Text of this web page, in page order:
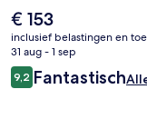
fitnesscentrum tot de
raden de
en het restaurant. De
het openbaar vervoer:
De
huidige
prijs
is
€ 153
€ 153
inclusief belastingen en
31 aug - 1 sep
Beoordelingen
9,29,2 op 10 –
Fantastisch